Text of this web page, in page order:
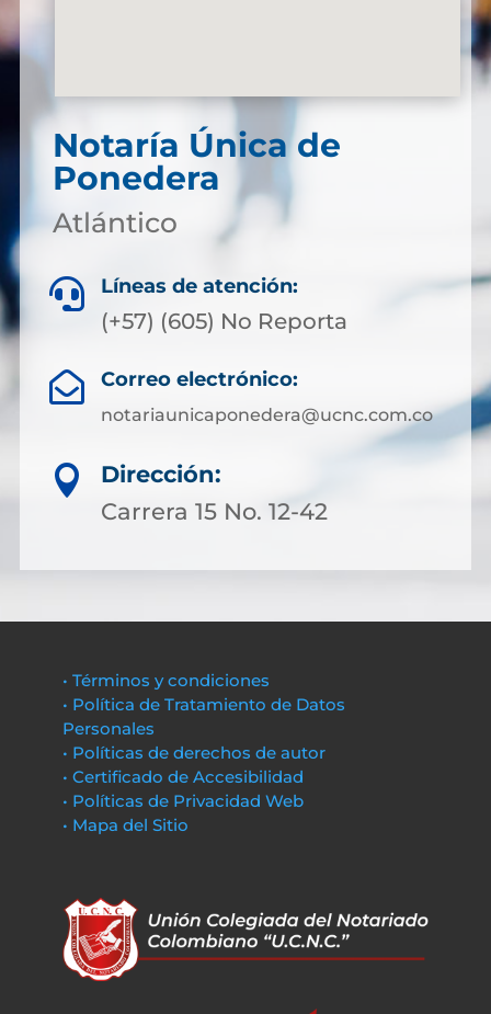
Notaría Única de
Ponedera
Atlántico
 Líneas de atención:
(+57) (605) No Reporta
 Correo electrónico:
notariaunicaponedera@ucnc.com.co

Dirección:
Carrera 15 No. 12-42
• Términos y condiciones
• Política de Tratamiento de Datos
Personales
• Políticas de derechos de autor
• Certificado de Accesibilidad
• Políticas de Privacidad Web
• Mapa del Sitio